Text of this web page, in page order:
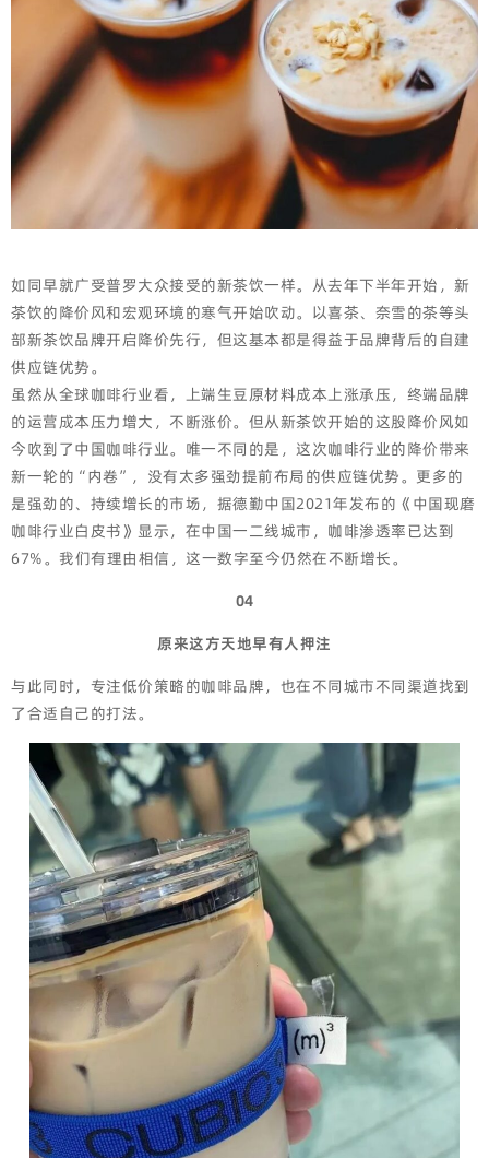
如同早就广受普罗大众接受的新茶饮一样。从去年下半年开始，新
茶饮的降价风和宏观环境的寒气开始吹动。以喜茶、奈雪的茶等头
部新茶饮品牌开启降价先行，但这基本都是得益于品牌背后的自建
供应链优势。
虽然从全球咖啡行业看，上端生豆原材料成本上涨承压，终端品牌
的运营成本压力增大，不断涨价。但从新茶饮开始的这股降价风如
今吹到了中国咖啡行业。唯一不同的是，这次咖啡行业的降价带来
新一轮的“内卷”，没有太多强劲提前布局的供应链优势。更多的
是强劲的、持续增长的市场，据德勤中国2021年发布的《中国现磨
咖啡行业白皮书》显示，在中国一二线城市，咖啡渗透率已达到
67%。我们有理由相信，这一数字至今仍然在不断增长。
04
原来这方天地早有人押注
与此同时，专注低价策略的咖啡品牌，也在不同城市不同渠道找到
了合适自己的打法。